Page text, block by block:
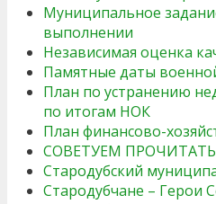
Муниципальное
выполнении
Независимая оценка
Памятные даты
План по устранению
по итогам НОК
План финансово-
СОВЕТУЕМ ПРОЧИТАТЬ
Стародубский
Стародубчане – Герои